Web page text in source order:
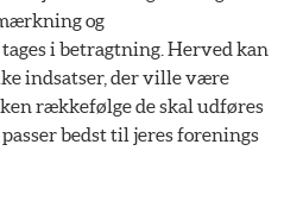
og
i betragtning. Herved kan
indsatser, der ville være
rækkefølge de skal udføres
bedst til jeres forenings